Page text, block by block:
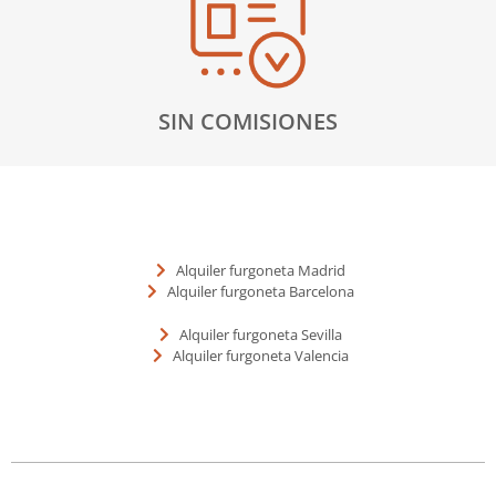
SIN COMISIONES
Alquiler furgoneta Madrid
Alquiler furgoneta Barcelona
Alquiler furgoneta Sevilla
Alquiler furgoneta Valencia